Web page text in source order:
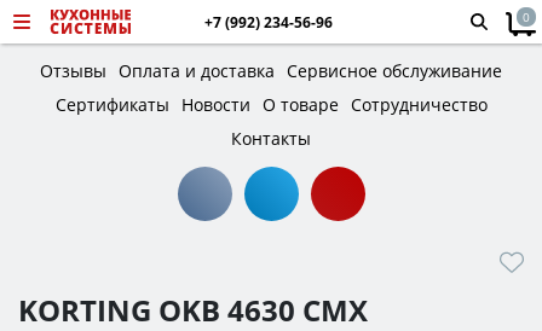
+7 (992) 234-56-96 0
Отзывы Оплата и доставка Сервисное обслуживание
Сертификаты
Новости О товаре Сотрудничество
Контакты
KORTING OKB 4630 CMX